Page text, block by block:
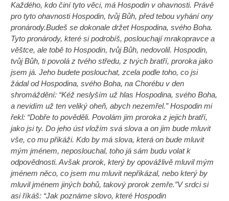
Každého, kdo činí tyto věci, má Hospodin v ohavnosti. Právě
pro tyto ohavnosti Hospodin, tvůj Bůh, před tebou vyhání ony
pronárody.Budeš se dokonale držet Hospodina, svého Boha.
Tyto pronárody, které si podrobíš, poslouchají mrakopravce a
věštce, ale tobě to Hospodin, tvůj Bůh, nedovolil. Hospodin,
tvůj Bůh, ti povolá z tvého středu, z tvých bratří, proroka jako
jsem já. Jeho budete poslouchat, zcela podle toho, co jsi
žádal od Hospodina, svého Boha, na Chorébu v den
shromáždění: “Kéž neslyším už hlas Hospodina, svého Boha,
a nevidím už ten veliký oheň, abych nezemřel.” Hospodin mi
řekl: “Dobře to pověděli. Povolám jim proroka z jejich bratří,
jako jsi ty. Do jeho úst vložím svá slova a on jim bude mluvit
vše, co mu přikáži. Kdo by má slova, která on bude mluvit
mým jménem, neposlouchal, toho já sám budu volat k
odpovědnosti. Avšak prorok, který by opovážlivě mluvil mým
jménem něco, co jsem mu mluvit nepřikázal, nebo který by
mluvil jménem jiných bohů, takový prorok zemře.”V srdci si
asi říkáš: “Jak poznáme slovo, které Hospodin